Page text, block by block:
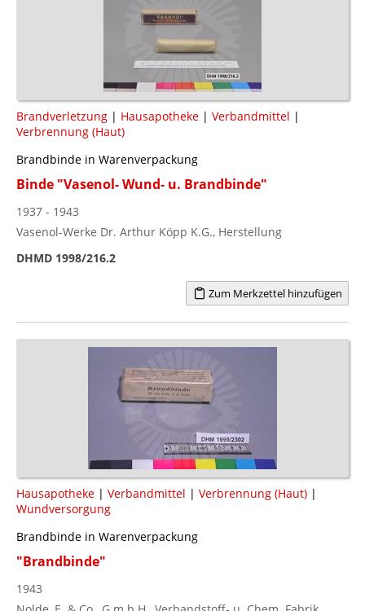
Brandverletzung | Hausapotheke | Verbandmittel |
Verbrennung (Haut)
Brandbinde in Warenverpackung
Binde "Vasenol- Wund- u. Brandbinde"
1937 - 1943
Vasenol-Werke Dr. Arthur Köpp K.G., Herstellung
DHMD 1998/216.2
Zum Merkzettel hinzufügen
Hausapotheke | Verbandmittel | Verbrennung (Haut) |
Wundversorgung
Brandbinde in Warenverpackung
"Brandbinde"
1943